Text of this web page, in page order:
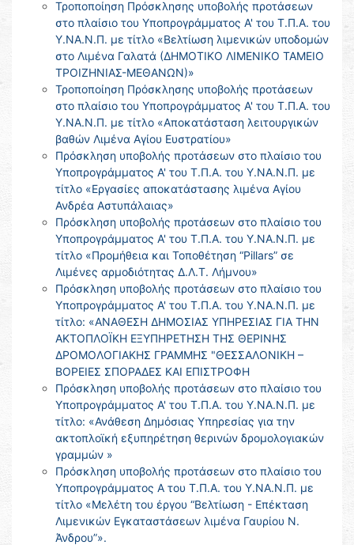
Τροποποίηση Πρόσκλησης υποβολής προτάσεων
στο πλαίσιο του Υποπρογράμματος Α' του Τ.Π.Α. του
Υ.ΝΑ.Ν.Π. με τίτλο «Βελτίωση λιμενικών υποδομών
στο Λιμένα Γαλατά (ΔΗΜΟΤΙΚΟ ΛΙΜΕΝΙΚΟ ΤΑΜΕΙΟ
ΤΡΟΙΖΗΝΙΑΣ-ΜΕΘΑΝΩΝ)»
Τροποποίηση Πρόσκλησης υποβολής προτάσεων
στο πλαίσιο του Υποπρογράμματος Α' του Τ.Π.Α. του
Υ.ΝΑ.Ν.Π. με τίτλο «Αποκατάσταση λειτουργικών
βαθών Λιμένα Αγίου Ευστρατίου»
Πρόσκληση υποβολής προτάσεων στο πλαίσιο του
Υποπρογράμματος Α' του Τ.Π.Α. του Υ.ΝΑ.Ν.Π. με
τίτλο «Εργασίες αποκατάστασης λιμένα Αγίου
Ανδρέα Αστυπάλαιας»
Πρόσκληση υποβολής προτάσεων στο πλαίσιο του
Υποπρογράμματος Α' του Τ.Π.Α. του Υ.ΝΑ.Ν.Π. με
τίτλο «Προμήθεια και Τοποθέτηση “Pillars” σε
Λιμένες αρμοδιότητας Δ.Λ.Τ. Λήμνου»
Πρόσκληση υποβολής προτάσεων στο πλαίσιο του
Υποπρογράμματος Α' του Τ.Π.Α. του Υ.ΝΑ.Ν.Π. με
τίτλο: «ΑΝΑΘΕΣΗ ΔΗΜΟΣΙΑΣ ΥΠΗΡΕΣΙΑΣ ΓΙΑ ΤΗΝ
ΑΚΤΟΠΛΟΪΚΗ ΕΞΥΠΗΡΕΤΗΣΗ ΤΗΣ ΘΕΡΙΝΗΣ
ΔΡΟΜΟΛΟΓΙΑΚΗΣ ΓΡΑΜΜΗΣ "ΘΕΣΣΑΛΟΝΙΚΗ –
ΒΟΡΕΙΕΣ ΣΠΟΡΑΔΕΣ ΚΑΙ ΕΠΙΣΤΡΟΦΗ
Πρόσκληση υποβολής προτάσεων στο πλαίσιο του
Υποπρογράμματος Α' του Τ.Π.Α. του Υ.ΝΑ.Ν.Π. με
τίτλο: «Ανάθεση Δημόσιας Υπηρεσίας για την
ακτοπλοϊκή εξυπηρέτηση θερινών δρομολογιακών
γραμμών »
Πρόσκληση υποβολής προτάσεων στο πλαίσιο του
Υποπρογράμματος Α του Τ.Π.Α. του Υ.ΝΑ.Ν.Π. με
τίτλο «Μελέτη του έργου “Βελτίωση - Επέκταση
Λιμενικών Εγκαταστάσεων λιμένα Γαυρίου Ν.
Άνδρου”».